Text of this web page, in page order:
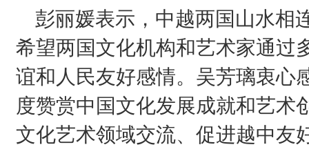
彭丽媛表示，中越两国山水相
希望两国文化机构和艺术家通过
谊和人民友好感情。吴芳璃衷心
度赞赏中国文化发展成就和艺术
文化艺术领域交流、促进越中友